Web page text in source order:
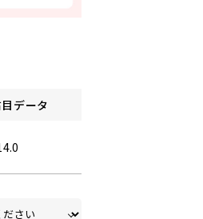
データ